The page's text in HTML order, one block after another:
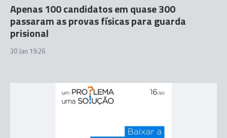
Apenas 100 candidatos em quase 300
passaram as provas físicas para guarda
prisional
30 Jan 19:26